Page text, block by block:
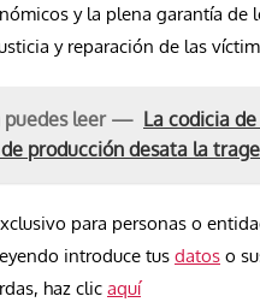
y la plena garantía de
y reparación de las
puedes leer — La codicia
producción desata la
para personas o
introduce tus datos o
haz clic aquí